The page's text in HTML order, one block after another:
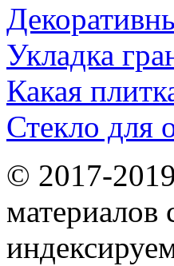
Укладка
Какая
Стекло для
© 2017-
материалов